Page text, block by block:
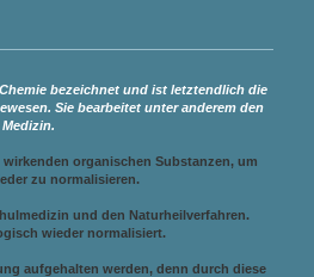
bezeichnet und ist letztendlich die
Sie bearbeitet unter anderem den
organischen Substanzen, um
zu normalisieren.
und den Naturheilverfahren.
wieder normalisiert.
aufgehalten werden, denn durch diese